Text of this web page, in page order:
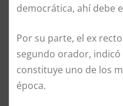
democrática, ahí debe
Por su parte, el ex
segundo orador,
constituye uno de los
época.